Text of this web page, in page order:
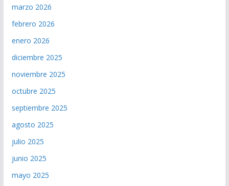
marzo 2026
febrero 2026
enero 2026
diciembre 2025
noviembre 2025
octubre 2025
septiembre 2025
agosto 2025
julio 2025
junio 2025
mayo 2025